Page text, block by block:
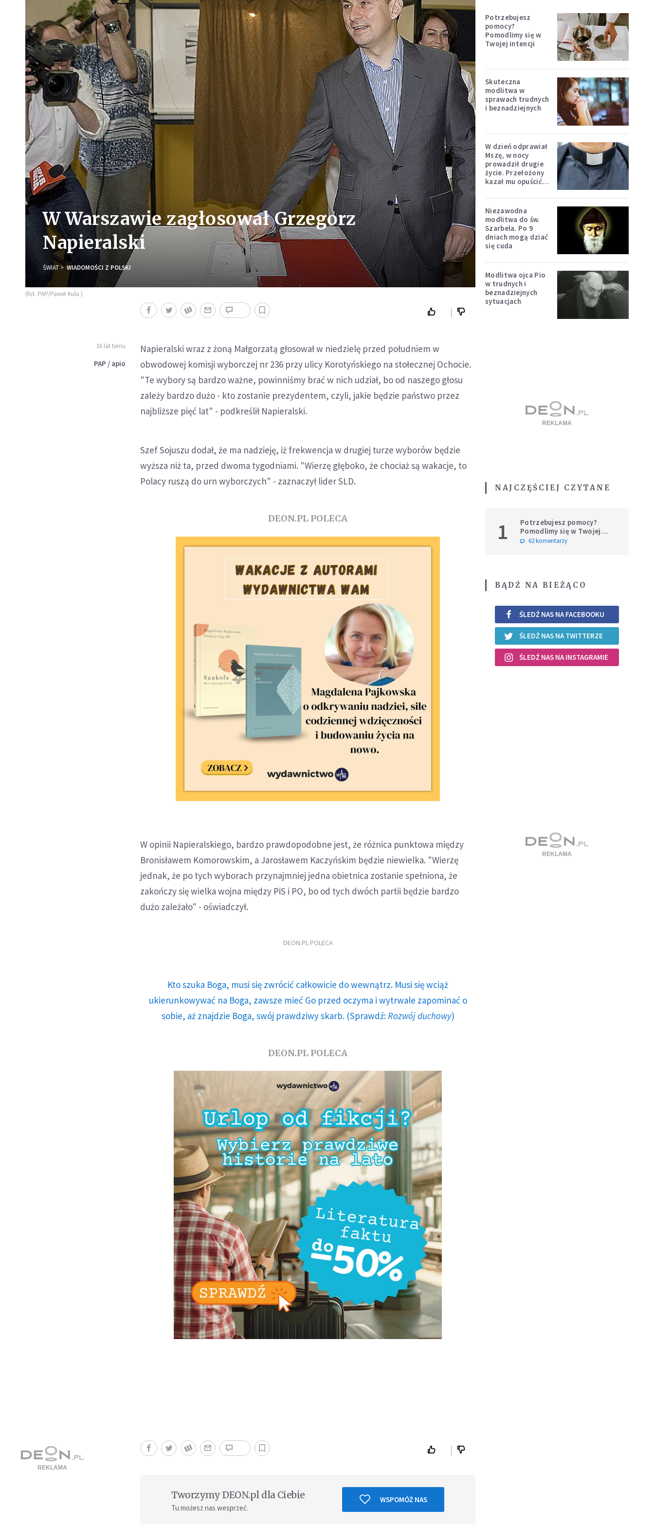
W Warszawie zagłosował Grzegorz
Napieralski
ŚWIAT WIADOMOŚCI Z POLSKI
(fot. PAP/Paweł Kula )
16 lat temu
PAP / apio
Napieralski wraz z żoną Małgorzatą głosował w niedzielę przed południem w
obwodowej komisji wyborczej nr 236 przy ulicy Korotyńskiego na stołecznej Ochocie.
"Te wybory są bardzo ważne, powinniśmy brać w nich udział, bo od naszego głosu
zależy bardzo dużo - kto zostanie prezydentem, czyli, jakie będzie państwo przez
najbliższe pięć lat" - podkreślił Napieralski.
Szef Sojuszu dodał, że ma nadzieję, iż frekwencja w drugiej turze wyborów będzie
wyższa niż ta, przed dwoma tygodniami. "Wierzę głęboko, że chociaż są wakacje, to
Polacy ruszą do urn wyborczych" - zaznaczył lider SLD.
DEON.PL POLECA
W opinii Napieralskiego, bardzo prawdopodobne jest, że różnica punktowa między
Bronisławem Komorowskim, a Jarosławem Kaczyńskim będzie niewielka. "Wierzę
jednak, że po tych wyborach przynajmniej jedna obietnica zostanie spełniona, że
zakończy się wielka wojna między PiS i PO, bo od tych dwóch partii będzie bardzo
dużo zależało" - oświadczył.
DEON.PL POLECA
Kto szuka Boga, musi się zwrócić całkowicie do wewnątrz. Musi się wciąż
ukierunkowywać na Boga, zawsze mieć Go przed oczyma i wytrwale zapominać o
sobie, aż znajdzie Boga, swój prawdziwy skarb. (Sprawdź: Rozwój duchowy)
DEON.PL POLECA
Tworzymy DEON.pl dla Ciebie
Tu możesz nas wesprzeć.
WSPOMÓŻ NAS
Potrzebujesz
pomocy?
Pomodlimy się w
Twojej intencji
Skuteczna
modlitwa w
sprawach trudnych
i beznadziejnych
W dzień odprawiał
Mszę, w nocy
prowadził drugie
życie. Przełożony
kazał mu opuścić
Niezawodna
modlitwa do św.
Szarbela. Po 9
dniach mogą dziać
się cuda
Modlitwa ojca Pio
w trudnych i
beznadziejnych
sytuacjach
NAJCZĘŚCIEJ CZYTANE
1
Potrzebujesz pomocy?
Pomodlimy się w Twojej
intencji
62 komentarzy
BĄDŹ NA BIEŻĄCO
ŚLEDŹ NAS NA FACEBOOKU
ŚLEDŹ NAS NA TWITTERZE
ŚLEDŹ NAS NA INSTAGRAMIE